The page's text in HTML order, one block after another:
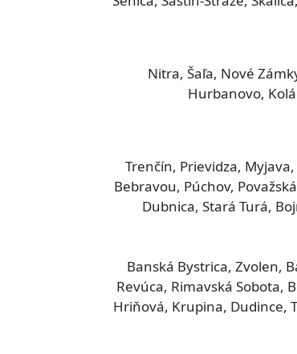
Nitra, Šaľa, Nové
Hurbanovo,
Trenčín, Prievidza,
Bebravou, Púchov,
Dubnica, Stará Turá,
Banská Bystrica, Zvolen,
Revúca, Rimavská Sobota,
Hriňová, Krupina, Dudince,